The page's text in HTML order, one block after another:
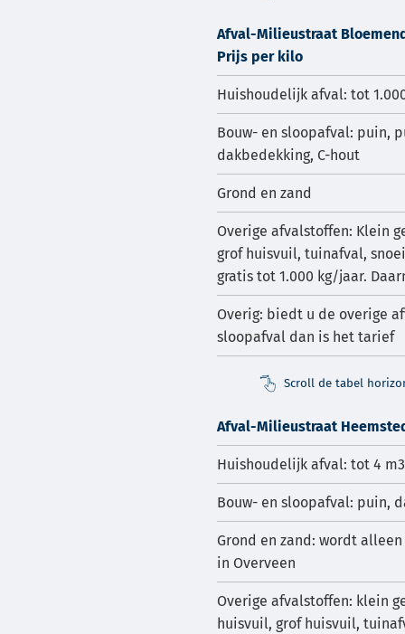
Afval-Milieustraat
Prijs per kilo
Huishoudelijk afval: tot
Bouw- en sloopafval: puin,
dakbedekking, C-hout
Grond en zand
Overige afvalstoffen: Klein
grof huisvuil, tuinafval,
gratis tot 1.000 kg/jaar.
Overig: biedt u de overige
sloopafval dan is het tarief
Scroll de tabel
Afval-Milieustraat
Huishoudelijk afval: tot 4
Bouw- en sloopafval: puin,
Grond en zand: wordt
in Overveen
Overige afvalstoffen: klein
huisvuil, grof huisvuil,